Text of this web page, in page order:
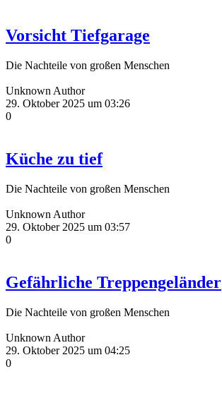
Vorsicht Tiefgarage
Die Nachteile von großen Menschen
Unknown Author
29. Oktober 2025 um 03:26
0
Küche zu tief
Die Nachteile von großen Menschen
Unknown Author
29. Oktober 2025 um 03:57
0
Gefährliche Treppengeländer
Die Nachteile von großen Menschen
Unknown Author
29. Oktober 2025 um 04:25
0